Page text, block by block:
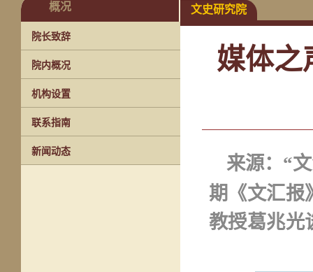
概况
院长致辞
院内概况
机构设置
联系指南
新闻动态
文史研究院
媒体
来源：“
期《文汇报
教授葛兆